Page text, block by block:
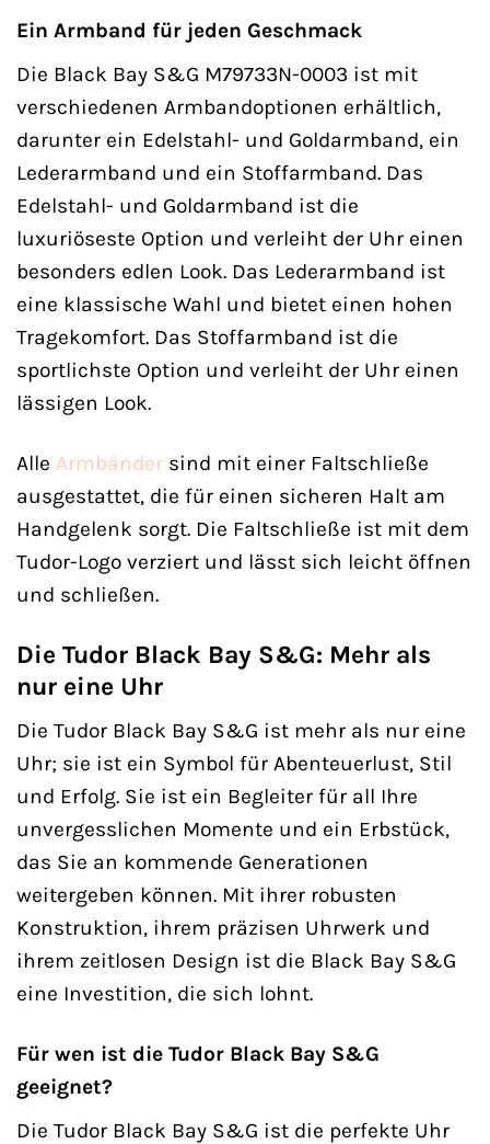
Ein Armband für jeden Geschmack
Die Black Bay S&G M79733N-0003 ist mit
verschiedenen Armbandoptionen erhältlich,
darunter ein Edelstahl- und Goldarmband, ein
Lederarmband und ein Stoffarmband. Das
Edelstahl- und Goldarmband ist die
luxuriöseste Option und verleiht der Uhr einen
besonders edlen Look. Das Lederarmband ist
eine klassische Wahl und bietet einen hohen
Tragekomfort. Das Stoffarmband ist die
sportlichste Option und verleiht der Uhr einen
lässigen Look.
Alle Armbänder sind mit einer Faltschließe
ausgestattet, die für einen sicheren Halt am
Handgelenk sorgt. Die Faltschließe ist mit dem
Tudor-Logo verziert und lässt sich leicht öffnen
und schließen.
Die Tudor Black Bay S&G: Mehr als
nur eine Uhr
Die Tudor Black Bay S&G ist mehr als nur eine
Uhr; sie ist ein Symbol für Abenteuerlust, Stil
und Erfolg. Sie ist ein Begleiter für all Ihre
unvergesslichen Momente und ein Erbstück,
das Sie an kommende Generationen
weitergeben können. Mit ihrer robusten
Konstruktion, ihrem präzisen Uhrwerk und
ihrem zeitlosen Design ist die Black Bay S&G
eine Investition, die sich lohnt.
Für wen ist die Tudor Black Bay S&G
geeignet?
Die Tudor Black Bay S&G ist die perfekte Uhr